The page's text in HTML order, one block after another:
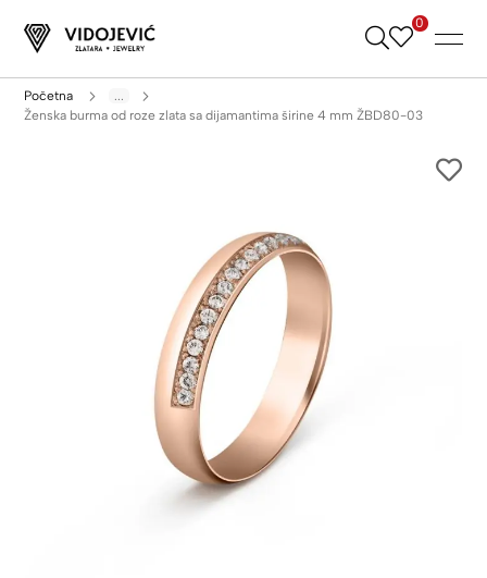
Skip
0
Početna
...
Ženska burma od roze zlata sa dijamantima širine 4 mm ŽBD80-03